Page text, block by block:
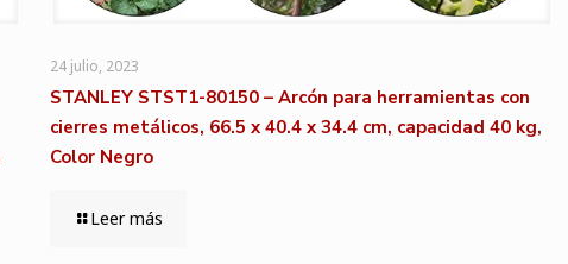
24 julio, 2023
STANLEY STST1-80150 – Arcón para herramientas con
cierres metálicos, 66.5 x 40.4 x 34.4 cm, capacidad 40 kg,
Color Negro
Leer más